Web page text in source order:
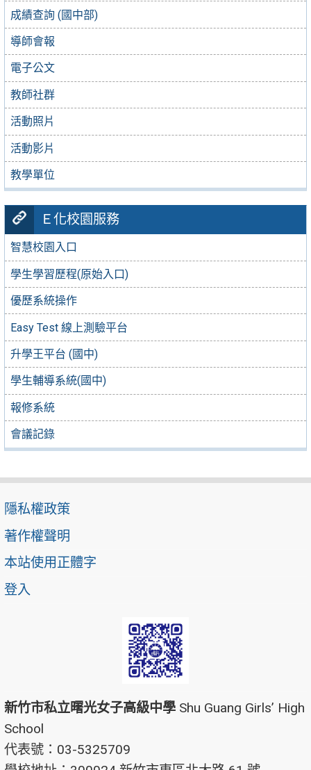
成績查詢 (國中部)
導師會報
電子公文
教師社群
活動照片
活動影片
教學單位
Ｅ化校園服務
智慧校園入口
學生學習歷程(原始入口)
優歷系統操作
Easy Test 線上測驗平台
升學王平台 (國中)
學生輔導系統(國中)
報修系統
會議記錄
隱私權政策
著作權聲明
本站使用正體字
登入
新竹市私立曙光女子高級中學 Shu Guang Girls’ High
School
代表號：03-5325709